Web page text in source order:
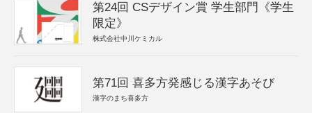
第24回 CSデザイン賞 学生部門《学生
限定》
株式会社中川ケミカル
第71回 喜多方発感じる漢字あそび
漢字のまち喜多方